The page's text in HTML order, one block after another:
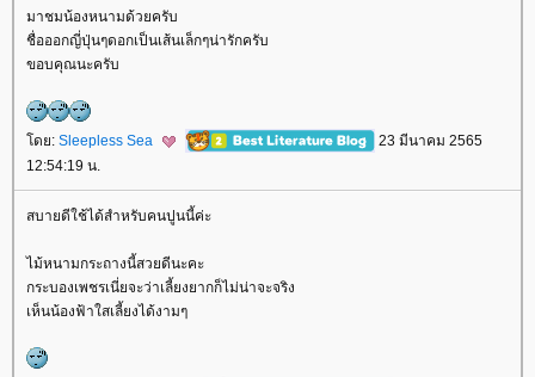
มาชมน้องหนามด้วยครับ
ชื่อออกญี่ปุ่นๆดอกเป็นเส้นเล็กๆน่ารักครับ
ขอบคุณนะครับ
ดย: Sleepless Sea
23 มีนาคม 2565
12:54:19 น.
สบายดีใช้ได้สำหรับคนปูนนี้ค่ะ
ไม้หนามกระถางนี้สวยดีนะคะ
กระบองเพชรเนี่ยจะว่าเลี้ยงยากก็ไม่น่าจะจริง
เห็นน้องฟ้าใสเลี้ยงได้งามๆ